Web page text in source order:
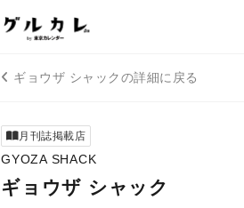
ギョウザ シャックの詳細に戻る
月刊誌掲載店
GYOZA SHACK
ギョウザ シャック